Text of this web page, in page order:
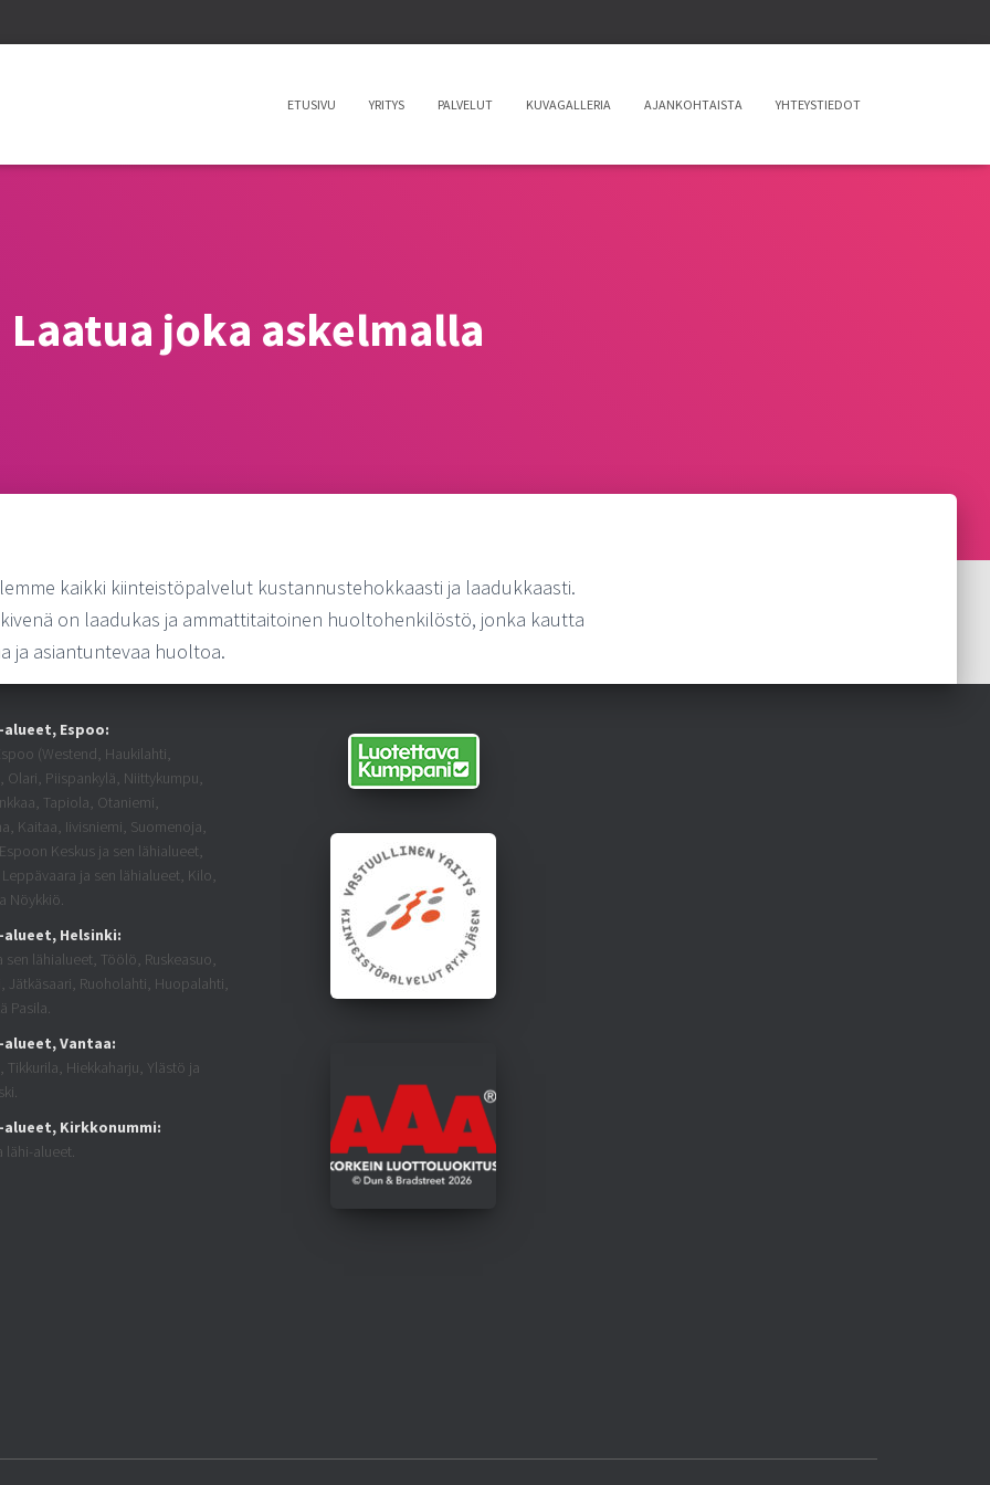
ETUSIVU YRITYS PALVELUT KUVAGALLERIA AJANKOHTAISTA YHTEYSTIEDOT
Laatua joka askelmalla
kaikki kiinteistöpalvelut kustannustehokkaasti ja laadukkaasti.
on laadukas ja ammattitaitoinen huoltohenkilöstö, jonka kautta
ja asiantuntevaa huoltoa.
Espoo:
(Westend, Haukilahti,
Olari, Piispankylä, Niittykumpu,
Tapiola, Otaniemi,
Kaitaa, Iivisniemi, Suomenoja,
Keskus ja sen lähialueet,
ja sen lähialueet, Kilo,
Nöykkiö.
Helsinki:
sen lähialueet, Töölö, Ruskeasuo,
Jätkäsaari, Ruoholahti, Huopalahti,
Pasila.
Vantaa:
Tikkurila, Hiekkaharju, Ylästö ja
Kirkkonummi:
lähi-alueet.